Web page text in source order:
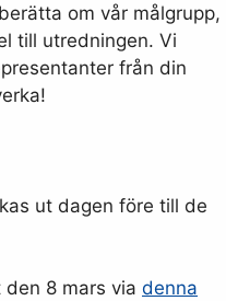
om vår målgrupp,
till utredningen. Vi
från din
ut dagen före till de
8 mars via denna